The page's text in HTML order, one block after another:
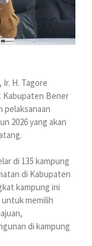
H. Tagore
Kabupaten Bener
pelaksanaan
2026 yang akan
di 135 kampung
di Kabupaten
kampung ini
untuk memilih
di kampung